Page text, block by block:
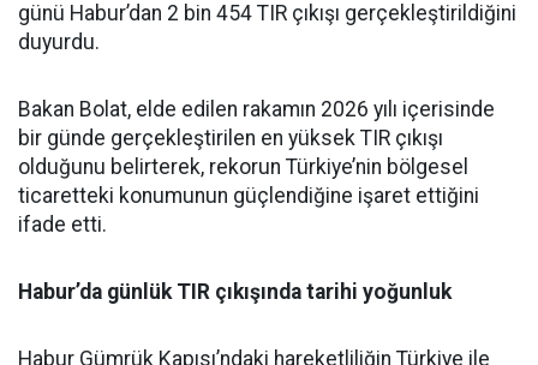
günü Habur’dan 2 bin 454 TIR çıkışı gerçekleştirildiğini
duyurdu.
Bakan Bolat, elde edilen rakamın 2026 yılı içerisinde
bir günde gerçekleştirilen en yüksek TIR çıkışı
olduğunu belirterek, rekorun Türkiye’nin bölgesel
ticaretteki konumunun güçlendiğine işaret ettiğini
ifade etti.
Habur’da günlük TIR çıkışında tarihi yoğunluk
Habur Gümrük Kapısı’ndaki hareketliliğin Türkiye ile